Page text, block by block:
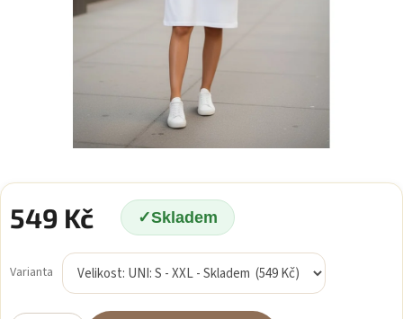
549 Kč Skladem
cena:
Varianta